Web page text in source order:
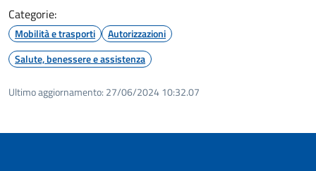
Categorie:
Mobilità e trasporti
Autorizzazioni
Salute, benessere e assistenza
Ultimo aggiornamento: 27/06/2024 10:32.07